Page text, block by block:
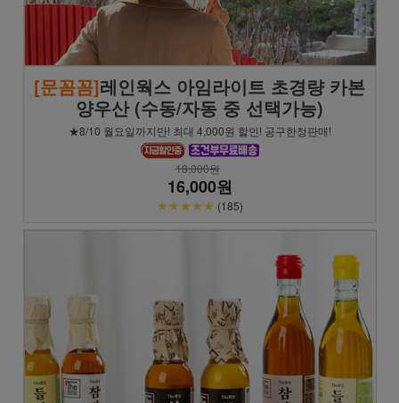
[문꼼꼼]레인웍스 아임라이트 초경량 카본
양우산 (수동/자동 중 선택가능)
★8/10 월요일까지만! 최대 4,000원 할인! 공구한정판매!
18,000원
16,000원
★★★★★ (185)